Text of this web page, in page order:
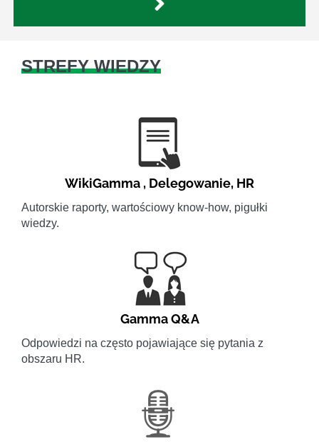
STREFY WIEDZY
WikiGamma , Delegowanie, HR
Autorskie raporty, wartościowy know-how, pigułki
wiedzy.
Gamma Q&A
Odpowiedzi na często pojawiające się pytania z
obszaru HR.